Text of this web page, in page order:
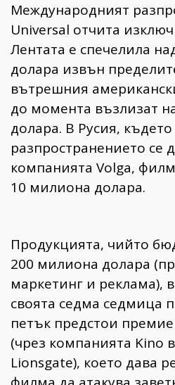
​Международният
Universal отчита
Лентата е спечелила
долара извън
вътрешния
до момента възлизат
долара. В Русия, където
разпространението се
компанията Volga,
10 милиона долара.
​Продукцията, чийто
200 милиона долара
маркетинг и реклама),
своята седма седмица
петък предстои
(чрез компанията Kino
Lionsgate), което дава